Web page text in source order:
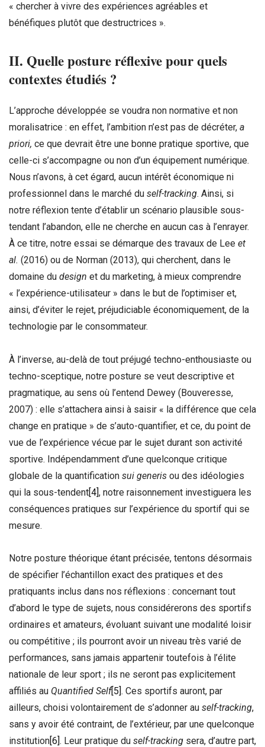
« chercher à vivre des expériences agréables et
bénéfiques plutôt que destructrices ».
II. Quelle posture réflexive pour quels
contextes étudiés ?
L’approche développée se voudra non normative et non
moralisatrice : en effet, l’ambition n’est pas de décréter, a
priori, ce que devrait être une bonne pratique sportive, que
celle-ci s’accompagne ou non d’un équipement numérique.
Nous n’avons, à cet égard, aucun intérêt économique ni
professionnel dans le marché du self-tracking. Ainsi, si
notre réflexion tente d’établir un scénario plausible sous-
tendant l’abandon, elle ne cherche en aucun cas à l’enrayer.
À ce titre, notre essai se démarque des travaux de Lee et
al. (2016) ou de Norman (2013), qui cherchent, dans le
domaine du design et du marketing, à mieux comprendre
« l’expérience-utilisateur » dans le but de l’optimiser et,
ainsi, d’éviter le rejet, préjudiciable économiquement, de la
technologie par le consommateur.
À l’inverse, au-delà de tout préjugé techno-enthousiaste ou
techno-sceptique, notre posture se veut descriptive et
pragmatique, au sens où l’entend Dewey (Bouveresse,
2007) : elle s’attachera ainsi à saisir « la différence que cela
change en pratique » de s’auto-quantifier, et ce, du point de
vue de l’expérience vécue par le sujet durant son activité
sportive. Indépendamment d’une quelconque critique
globale de la quantification sui generis ou des idéologies
qui la sous-tendent[4], notre raisonnement investiguera les
conséquences pratiques sur l’expérience du sportif qui se
mesure.
Notre posture théorique étant précisée, tentons désormais
de spécifier l’échantillon exact des pratiques et des
pratiquants inclus dans nos réflexions : concernant tout
d’abord le type de sujets, nous considérerons des sportifs
ordinaires et amateurs, évoluant suivant une modalité loisir
ou compétitive ; ils pourront avoir un niveau très varié de
performances, sans jamais appartenir toutefois à l’élite
nationale de leur sport ; ils ne seront pas explicitement
affiliés au Quantified Self[5]. Ces sportifs auront, par
ailleurs, choisi volontairement de s’adonner au self-tracking,
sans y avoir été contraint, de l’extérieur, par une quelconque
institution[6]. Leur pratique du self-tracking sera, d’autre part,